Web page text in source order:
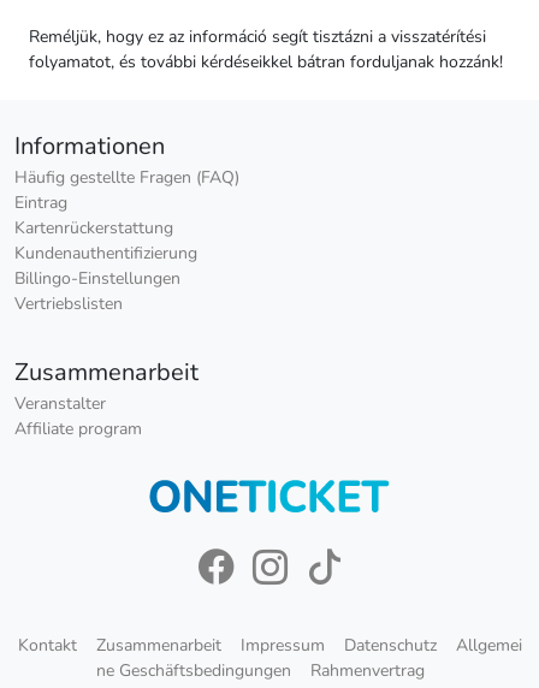
Reméljük, hogy ez az információ segít tisztázni a visszatérítési
folyamatot, és további kérdéseikkel bátran forduljanak hozzánk!
Informationen
Häufig gestellte Fragen (FAQ)
Eintrag
Kartenrückerstattung
Kundenauthentifizierung
Billingo-Einstellungen
Vertriebslisten
Zusammenarbeit
Veranstalter
Affiliate program
Kontakt Zusammenarbeit Impressum Datenschutz
Allgemei
ne Geschäftsbedingungen
Rahmenvertrag